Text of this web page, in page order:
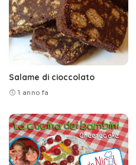
Salame di cioccolato
1 anno fa